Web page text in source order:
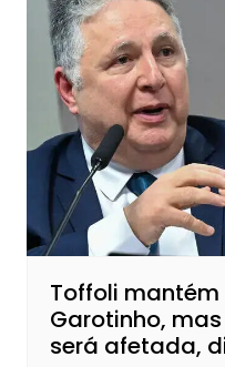
Toffoli
Garotinho,
será afetada,